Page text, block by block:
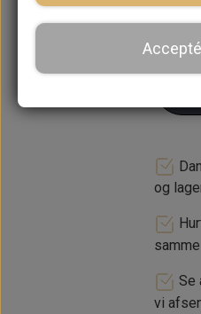
−
og
Se
vi